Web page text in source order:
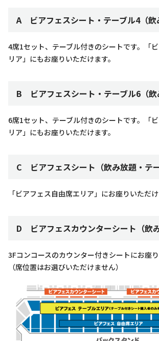
A ビアフェスシート・テーブル4（飲
4席1セット、テーブル付きのシートです。「
リア」にもお座りいただけます。
B ビアフェスシート・テーブル6（飲
6席1セット、テーブル付きのシートです。「
リア」にもお座りいただけます。
C ビアフェスシート（飲み放題・テー
「ビアフェス自由席エリア」にお座りいただけ
D ビアフェスカウンターシート（飲み
3Fコンコースのカウンター付きシートにお座り
（席位置はお選びいただけません）